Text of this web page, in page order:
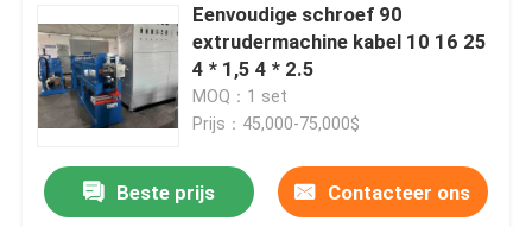
Eenvoudige schroef 90
extrudermachine kabel 10 16 25
4 * 1,5 4 * 2.5
MOQ：1 set
Prijs：45,000-75,000$
Beste prijs Contacteer ons